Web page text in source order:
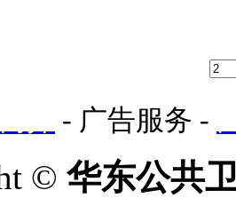
- 广告服务 -
© 华东公共